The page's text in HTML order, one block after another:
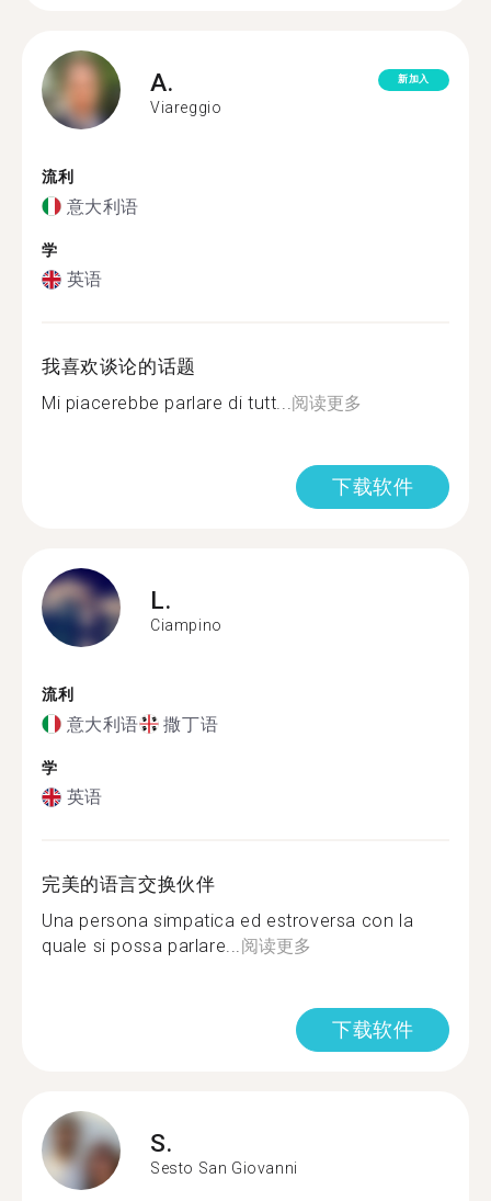
A.
Viareggio
新加入
流利
意大利语
学
英语
我喜欢谈论的话题
Mi piacerebbe parlare di tutt...阅读更多
下载软件
L.
Ciampino
流利
意大利语 撒丁语
学
英语
完美的语言交换伙伴
Una persona simpatica ed estroversa con la
quale si possa parlare...阅读更多
下载软件
S.
Sesto San Giovanni